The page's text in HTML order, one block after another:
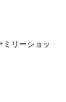
ミリーショッ